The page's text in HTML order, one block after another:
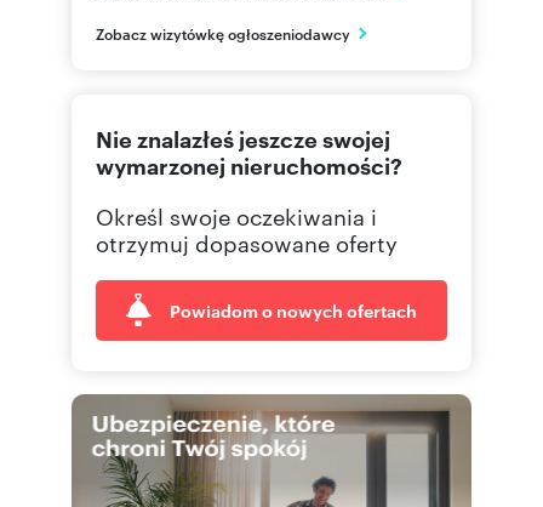
podkarpackie
665 00 Pokaż telefon
695 00 Pokaż telefon
Zobacz wizytówkę ogłoszeniodawcy
Nie znalazłeś jeszcze swojej
wymarzonej nieruchomości?
Określ swoje oczekiwania i
otrzymuj dopasowane oferty
Powiadom o nowych ofertach